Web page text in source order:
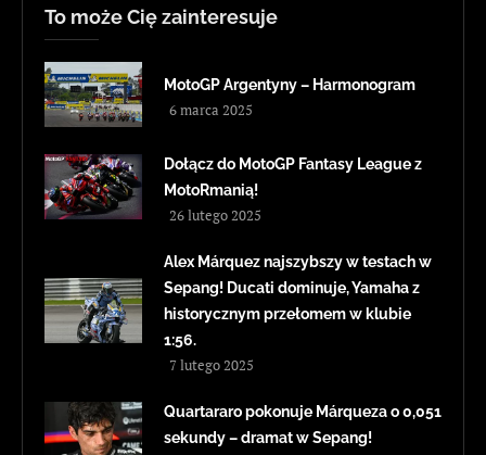
To może Cię zainteresuje
MotoGP Argentyny – Harmonogram
6 marca 2025
Dołącz do MotoGP Fantasy League z
MotoRmanią!
26 lutego 2025
Alex Márquez najszybszy w testach w
Sepang! Ducati dominuje, Yamaha z
historycznym przełomem w klubie
1:56.
7 lutego 2025
Quartararo pokonuje Márqueza o 0,051
sekundy – dramat w Sepang!